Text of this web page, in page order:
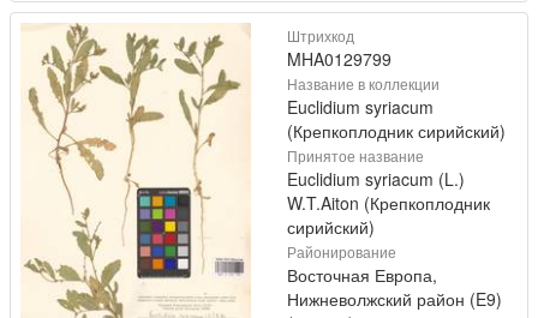
Штрихкод
MHA0129799
Название в коллекции
Euclidium syriacum
(Крепкоплодник сирийский)
Принятое название
Euclidium syriacum (L.)
W.T.Aiton (Крепкоплодник
сирийский)
Районирование
Восточная Европа,
Нижневолжский район (E9)